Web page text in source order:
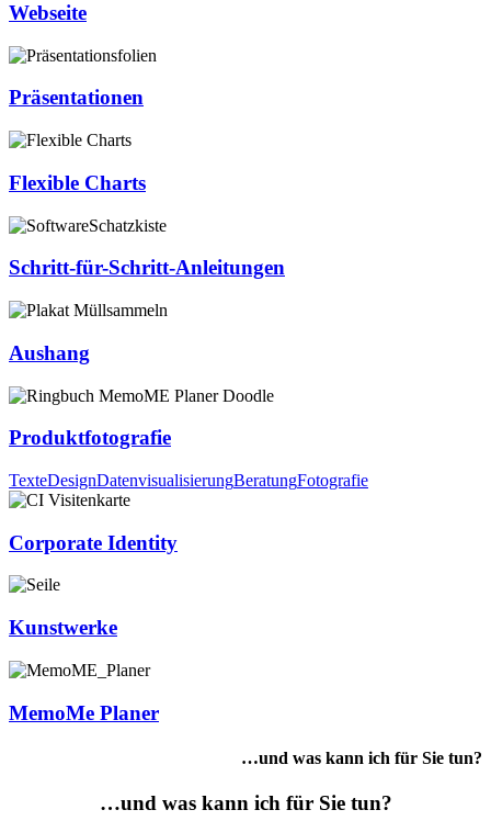
Webseite
Präsentationen
Flexible Charts
Schritt-für-Schritt-Anleitungen
Aushang
Produktfotografie
TexteDesignDatenvisualisierungBeratungFotografie
Corporate Identity
Kunstwerke
MemoMe Planer
…und was kann ich für Sie tun?
…und was kann ich für Sie tun?